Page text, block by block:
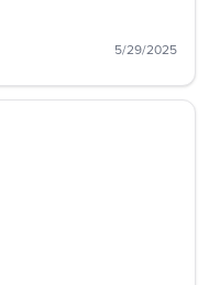
5/29/2025